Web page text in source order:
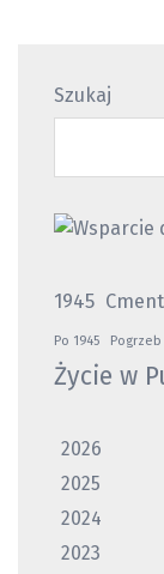
Szukaj
1945
Po 1945 Pogrzeb
Życie w
2026
2025
2024
2023